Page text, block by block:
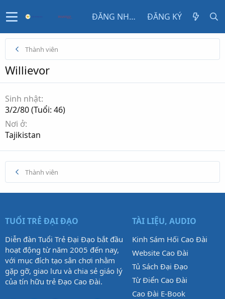
ĐĂNG NHẬP ĐĂNG KÝ
Thành viên
Willievor
Sinh nhật
3/2/80 (Tuổi: 46)
Nơi ở
Tajikistan
Thành viên
TUỔI TRẺ ĐẠI ĐẠO
Diễn đàn Tuổi Trẻ Đại Đạo bắt đầu
hoạt động từ năm 2005 đến nay,
với mục đích tạo sân chơi nhằm
gặp gỡ, giao lưu và chia sẻ giáo lý
của tín hữu trẻ Đạo Cao Đài.
TÀI LIỆU, AUDIO
Kinh Sám Hối Cao Đài
Website Cao Đài
Tủ Sách Đại Đạo
Từ Điển Cao Đài
Cao Đài E-Book